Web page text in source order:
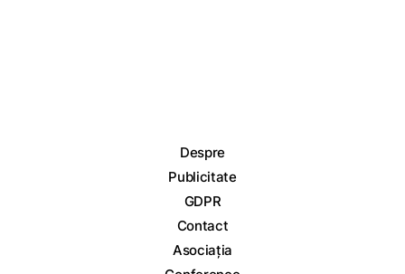
Despre
Publicitate
GDPR
Contact
Asociația